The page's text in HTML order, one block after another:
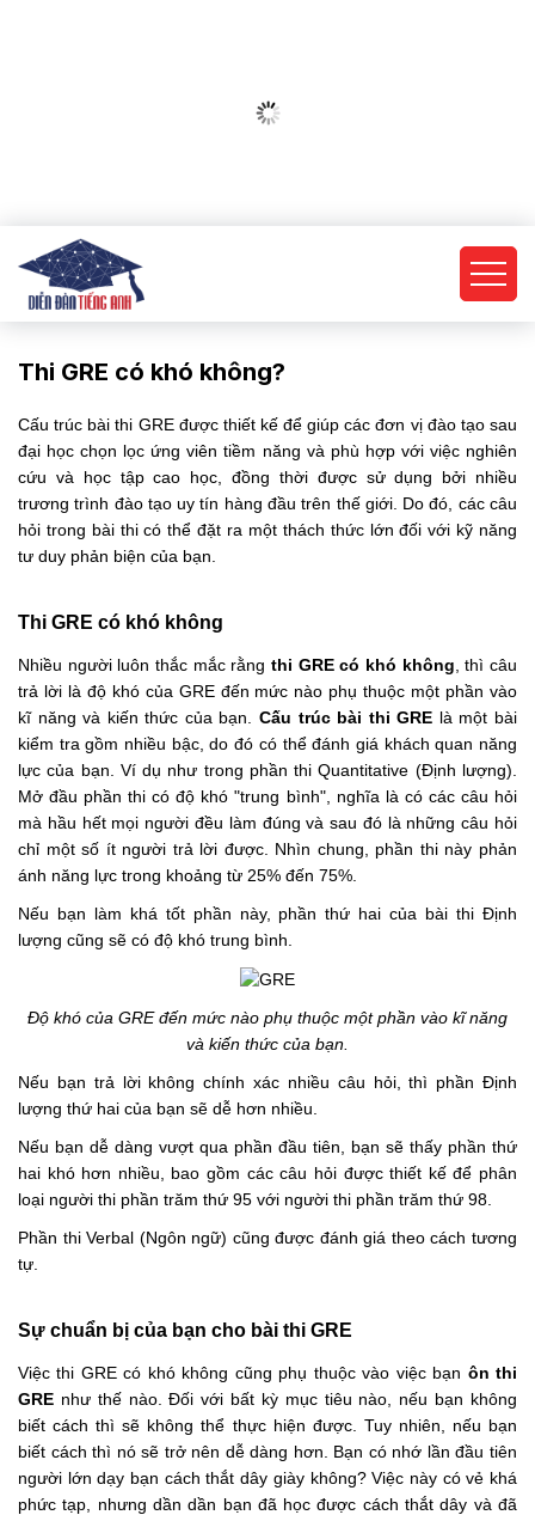
Thi GRE có khó không?
Cấu trúc bài thi GRE được thiết kế để giúp các đơn vị đào tạo sau
đại học chọn lọc ứng viên tiềm năng và phù hợp với việc nghiên
cứu và học tập cao học, đồng thời được sử dụng bởi nhiều
trương trình đào tạo uy tín hàng đầu trên thế giới. Do đó, các câu
hỏi trong bài thi có thể đặt ra một thách thức lớn đối với kỹ năng
tư duy phản biện của bạn.
Thi GRE có khó không
Nhiều người luôn thắc mắc rằng thi GRE có khó không , thì câu
trả lời là độ khó của GRE đến mức nào phụ thuộc một phần vào
kĩ năng và kiến thức của bạn. Cấu trúc bài thi GRE là một bài
kiểm tra gồm nhiều bậc, do đó có thể đánh giá khách quan năng
lực của bạn. Ví dụ như trong phần thi Quantitative (Định lượng).
Mở đầu phần thi có độ khó "trung bình", nghĩa là có các câu hỏi
mà hầu hết mọi người đều làm đúng và sau đó là những câu hỏi
chỉ một số ít người trả lời được. Nhìn chung, phần thi này phản
ánh năng lực trong khoảng từ 25% đến 75%.
Nếu bạn làm khá tốt phần này, phần thứ hai của bài thi Định
lượng cũng sẽ có độ khó trung bình.
Độ khó của GRE đến mức nào phụ thuộc một phần vào kĩ năng
và kiến thức của bạn.
Nếu bạn trả lời không chính xác nhiều câu hỏi, thì phần Định
lượng thứ hai của bạn sẽ dễ hơn nhiều.
Nếu bạn dễ dàng vượt qua phần đầu tiên, bạn sẽ thấy phần thứ
hai khó hơn nhiều, bao gồm các câu hỏi được thiết kế để phân
loại người thi phần trăm thứ 95 với người thi phần trăm thứ 98.
Phần thi Verbal (Ngôn ngữ) cũng được đánh giá theo cách tương
tự.
Sự chuẩn bị của bạn cho bài thi GRE
Việc thi GRE có khó không cũng phụ thuộc vào việc bạn ôn thi
GRE như thế nào. Đối với bất kỳ mục tiêu nào, nếu bạn không
biết cách thì sẽ không thể thực hiện được. Tuy nhiên, nếu bạn
biết cách thì nó sẽ trở nên dễ dàng hơn. Bạn có nhớ lần đầu tiên
người lớn dạy bạn cách thắt dây giày không? Việc này có vẻ khá
phức tạp, nhưng dần dần bạn đã học được cách thắt dây và đã